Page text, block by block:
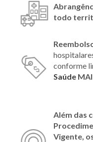
todo
conforme
Saúde
Além das
Vigente,